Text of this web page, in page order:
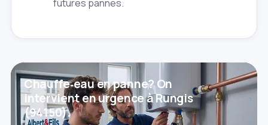
futures pannes.
Chauffe‑eau en panne? On
intervient en urgence à Rungis
(94150).